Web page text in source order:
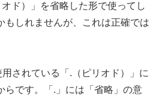
オド）」を省略した形で使ってし
もしれませんが、これは正確では
されている「.（ピリオド）」に
らです。「.」には「省略」の意